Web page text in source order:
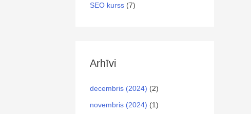
SEO kurss (7)
Arhīvi
decembris (2024) (2)
novembris (2024) (1)